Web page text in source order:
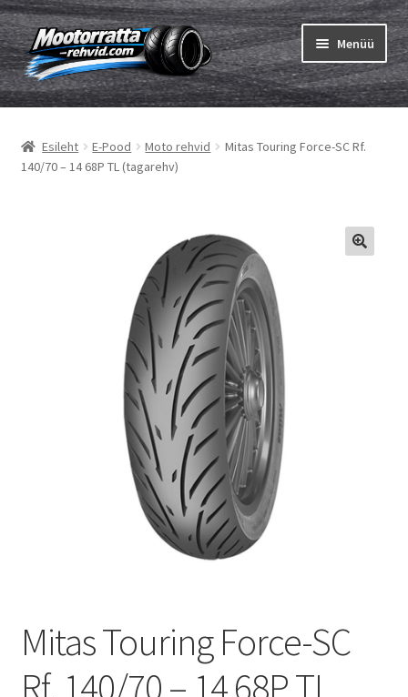
Liigu
navigeerimisele
Liigu
sisu
juurde
Menüü
Rehvid
Ava
Sisekumm
Ava
Ava
Esileht E-Pood Moto rehvid
Mitas Touring Force-SC Rf.
140/70 – 14 68P TL (tagarehv)
Mitas Touring Force-SC
Rf. 140/70 – 14 68P TL